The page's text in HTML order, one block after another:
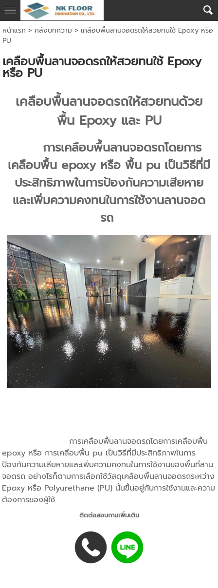
หน้าแรก > คลังบทความ > เคลือบพื้นลานจอดรถให้สวยทนใช้ Epoxy หรือ
PU
เคลือบพื้นลานจอดรถให้สวยทนใช้ Epoxy
หรือ PU
เคลือบพื้นลานจอดรถให้สวยทนด้วย
พื้น Epoxy และ PU
การเคลือบพื้นลานจอดรถโดยการ
เคลือบพื้น epoxy หรือ พื้น pu เป็นวิธีที่มี
ประสิทธิภาพในการป้องกันความเสียหาย
และเพิ่มความคงทนในการใช้งานลานจอด
รถ
การเคลือบพื้นลานจอดรถโดยการเคลือบพื้น
epoxy หรือ การเคลือบพื้น pu เป็นวิธีที่มีประสิทธิภาพในการ
ป้องกันความเสียหายและเพิ่มความคงทนในการใช้งานของพื้นที่ลาน
จอดรถ อย่างไรก็ตามการเลือกใช้วัสดุเคลือบพื้นลานจอดรถระหว่าง
Epoxy หรือ Polyurethane (PU) นั้นขึ้นอยู่กับการใช้งานและความ
ต้องการของผู้ใช้
ติดต่อสอบถามเพิ่มเติม